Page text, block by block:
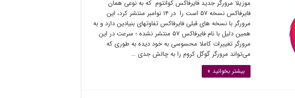
موزیلا مرورگر جدید فایرفاکس کوانتوم که به نوعی همان
فایرفاکس نسخه ۵۷ است را در ۱۴ نوامبر منتشر کرد، این
مرورگر با نسخه های قبلی فایرفاکس تفاوتهای بنیادین دارد و به
همین دلیل با نام فایرفاکس ۵۷ منتشر نشده ؛ سرعت در این
مرورگر تغییرات کاملا محسوسی به خود دیده به طوری که
می‌تواند مرورگر گوگل کروم را به چالش جدی …
بیشتر بخوانید »